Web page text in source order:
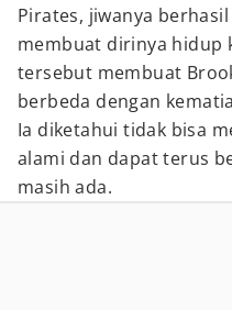
Pirates, jiwanya
membuat dirinya hidup
tersebut membuat
berbeda dengan
Ia diketahui tidak bisa
alami dan dapat terus
masih ada.